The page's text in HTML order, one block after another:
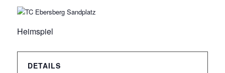
Heimspiel
DETAILS